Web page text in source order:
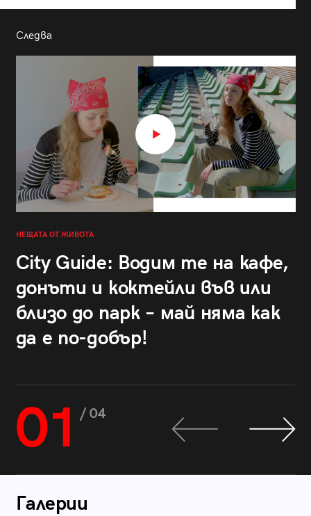
Следва
НЕЩАТА ОТ ЖИВОТА
City Guide: Водим те на кафе,
донъти и коктейли във или
близо до парк – май няма как
да е по-добър!
01 / 04
Галерии